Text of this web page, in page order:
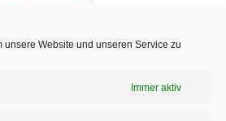
unsere Website und unseren Service zu
Immer aktiv